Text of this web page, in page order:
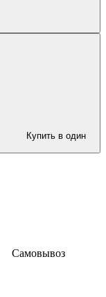
Купить в один
Самовывоз